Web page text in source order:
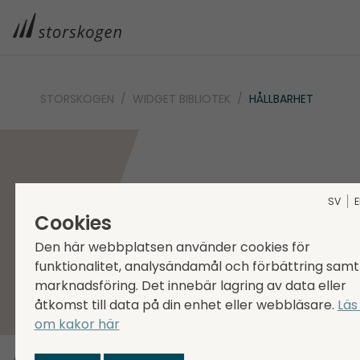
STORSKOGEN WIDGET BIBLIOTEK HÅLLBARHET
SV
Cookies
Den här webbplatsen använder cookies för
funktionalitet, analysändamål och förbättring samt
marknadsföring. Det innebär lagring av data eller
åtkomst till data på din enhet eller webbläsare.
om kakor här